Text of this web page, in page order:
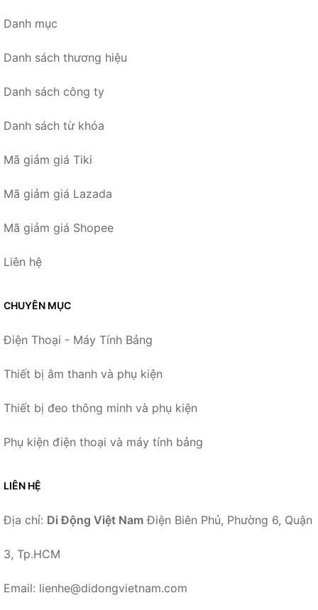
Danh mục
Danh sách thương hiệu
Danh sách công ty
Danh sách từ khóa
Mã giảm giá Tiki
Mã giảm giá Lazada
Mã giảm giá Shopee
Liên hệ
CHUYÊN MỤC
Điện Thoại - Máy Tính Bảng
Thiết bị âm thanh và phụ kiện
Thiết bị đeo thông minh và phụ kiện
Phụ kiện điện thoại và máy tính bảng
LIÊN HỆ
Địa chỉ: Di Động Việt Nam Điện Biên Phủ, Phường 6, Quận
3, Tp.HCM
Email: lienhe@didongvietnam.com